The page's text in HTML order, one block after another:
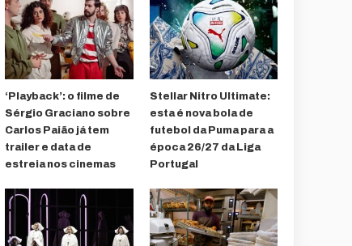
‘Playback’: o filme de
Sérgio Graciano sobre
Carlos Paião já tem
trailer e data de
estreia nos cinemas
Stellar Nitro Ultimate:
esta é nova bola de
futebol da Puma para a
época 26/27 da Liga
Portugal